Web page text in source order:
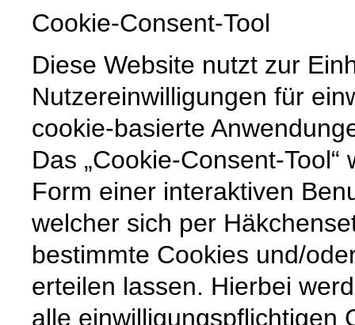
Cookie-Consent-Tool
Diese Website nutzt zur
Nutzereinwilligungen für
cookie-basierte
Das „Cookie-Consent-
Form einer interaktiven
welcher sich per
bestimmte Cookies und/
erteilen lassen. Hierbei
alle einwilligungspflichtigen